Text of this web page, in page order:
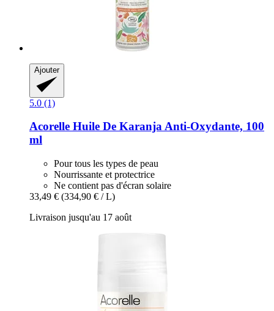
Ajouter
5.0 (1)
Acorelle Huile De Karanja Anti-​Oxydante, 100
ml
Pour tous les types de peau
Nourrissante et protectrice
Ne contient pas d'écran solaire
33,49 € (334,90 € / L)
Livraison jusqu'au 17 août